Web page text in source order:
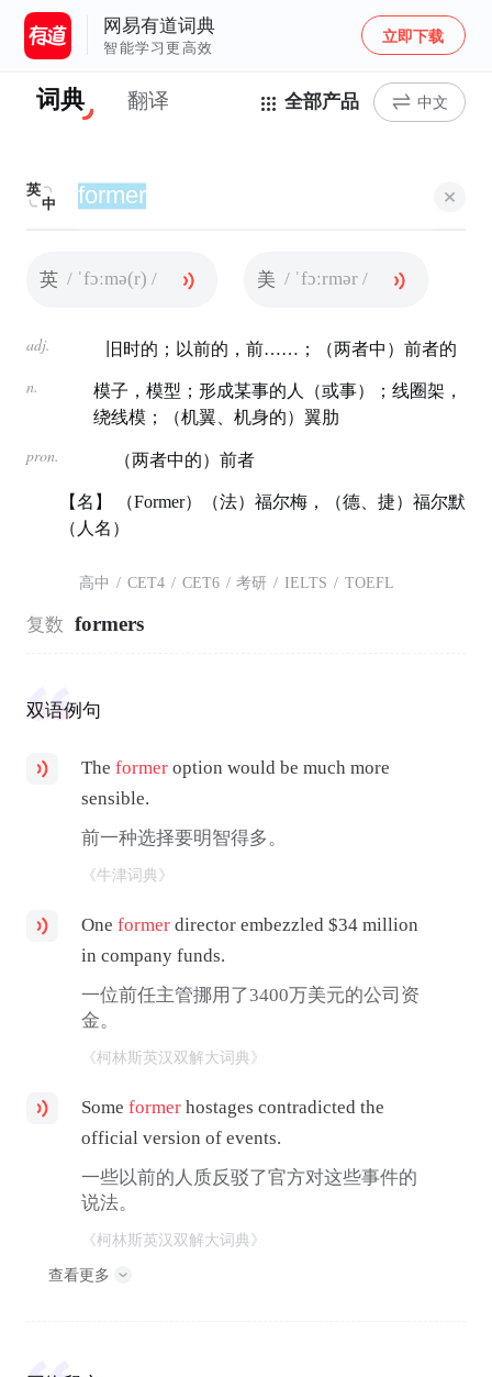
网易有道词典
智能学习更高效
立即下载
词典 翻译 全部产品 中文
英
中
英 / ˈfɔːmə(r) / 美 / ˈfɔːrmər /
adj. 旧时的；以前的，前……；（两者中）前者的
n.
模子，模型；形成某事的人（或事）；线圈架，
绕线模；（机翼、机身的）翼肋
pron. （两者中的）前者
【名】 （Former）（法）福尔梅，（德、捷）福尔默
（人名）
高中 / CET4 / CET6 / 考研 / IELTS / TOEFL
复数 formers
双语例句
Theformer option would be much more
sensible.
前一种选择要明智得多。
《牛津词典》
Oneformer director embezzled $34 million
in company funds.
一位前任主管挪用了3400万美元的公司资
金。
《柯林斯英汉双解大词典》
Someformer hostages contradicted the
official version of events.
一些以前的人质反驳了官方对这些事件的
说法。
《柯林斯英汉双解大词典》
查看更多